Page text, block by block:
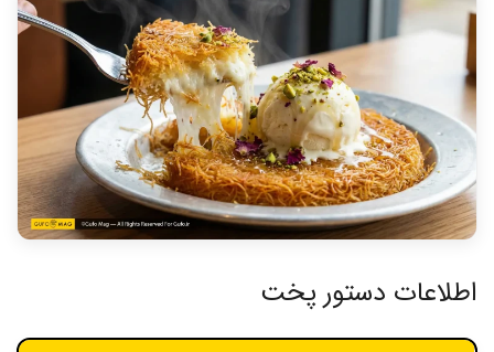
اطلاعات دستور پخت